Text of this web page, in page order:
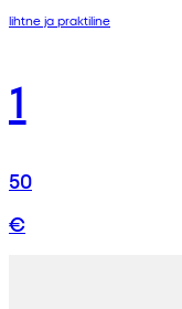
lihtne ja praktiline
1
50
€